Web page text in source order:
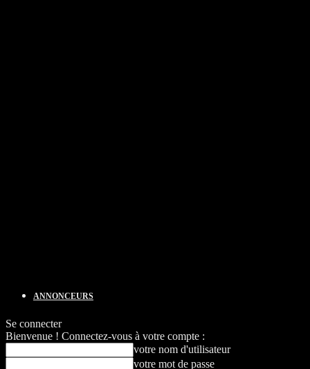
ANNONCEURS
Se connecter
Bienvenue ! Connectez-vous à votre compte :
votre nom d'utilisateur
votre mot de passe